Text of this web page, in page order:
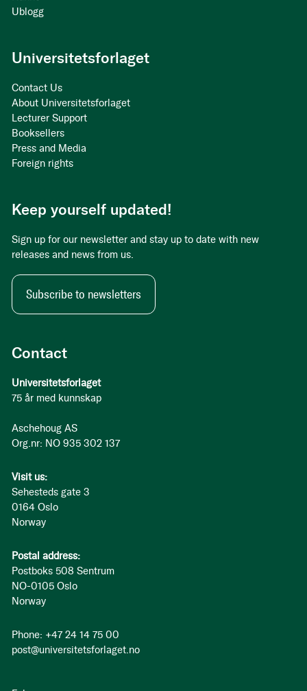
Contact
Universitetsforlaget
75 år med kunnskap
Aschehoug AS
Org.nr: NO 935 302 137
Visit us:
Sehesteds gate 3
0164 Oslo
Norway
Postal address:
Postboks 508 Sentrum
NO-0105 Oslo
Norway
Phone: +47 24 14 75 00
post@universitetsforlaget.no
Ublogg
Universitetsforlaget
Contact Us
About Universitetsforlaget
Lecturer Support
Booksellers
Press and Media
Foreign rights
Keep yourself updated!
Sign up for our newsletter and stay up to date with new
releases and news from us.
Subscribe to newsletters